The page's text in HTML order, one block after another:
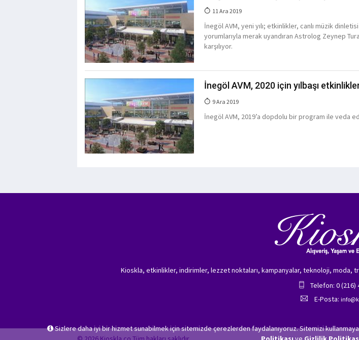
11 Ara 2019
İnegöl AVM, yeni yılı; etkinlikler, canlı müzik
yorumlarıyla merak uyandıran Astrolog Zeynep
karşılıyor.
İnegöl AVM, 2020 için yılbaşı
9 Ara 2019
İnegöl AVM, 2019’a dopdolu bir program ile veda
Sizlere daha iyi bir hizmet sunabilmek için sitemizde çerezlerden faydalanıyoruz. Sitemizi
Kioskla, etkinlikler, indirimler, lezzet noktaları, kampanyalar, teknoloji, moda,
Telefon: 0 (216)
E-Posta: